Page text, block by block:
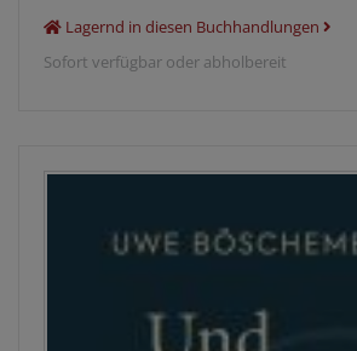
Lagernd in diesen Buchhandlungen
Sofort verfügbar oder abholbereit